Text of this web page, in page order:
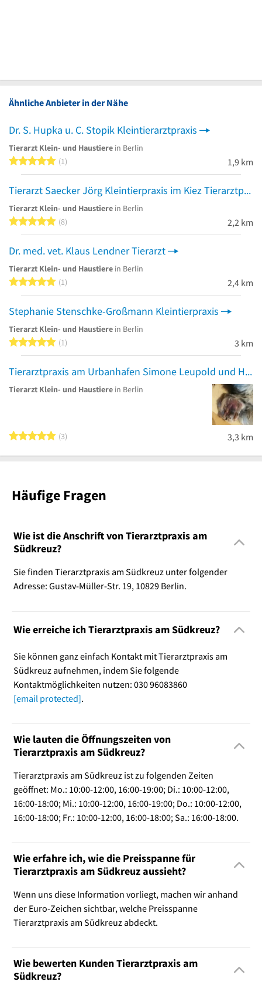
Ähnliche Anbieter in der Nähe
Dr. S. Hupka u. C. Stopik Kleintierarztpraxis
Tierarzt Klein- und Haustiere in Berlin
5 von 5 Sternen
1 1,9 km
Tierarzt Saecker Jörg Kleintierpraxis im Kiez Tierarztpraxis
Tierarzt Klein- und Haustiere in Berlin
5 von 5 Sternen
8 2,2 km
Dr. med. vet. Klaus Lendner Tierarzt
Tierarzt Klein- und Haustiere in Berlin
5 von 5 Sternen
1 2,4 km
Stephanie Stenschke-Großmann Kleintierpraxis
Tierarzt Klein- und Haustiere in Berlin
5 von 5 Sternen
1 3 km
Tierarztpraxis am Urbanhafen Simone Leupold und Heiko Steffens Kleintierpraxis
Tierarzt Klein- und Haustiere in Berlin
5 von 5 Sternen
3 3,3 km
Häufige Fragen
Wie ist die Anschrift von Tierarztpraxis am
Südkreuz?
Sie finden Tierarztpraxis am Südkreuz unter folgender
Adresse: Gustav-Müller-Str. 19, 10829 Berlin.
Wie erreiche ich Tierarztpraxis am Südkreuz?
Sie können ganz einfach Kontakt mit Tierarztpraxis am
Südkreuz aufnehmen, indem Sie folgende
Kontaktmöglichkeiten nutzen: 030 96083860
[email protected].
Wie lauten die Öffnungszeiten von
Tierarztpraxis am Südkreuz?
Tierarztpraxis am Südkreuz ist zu folgenden Zeiten
geöffnet: Mo.: 10:00-12:00, 16:00-19:00; Di.: 10:00-12:00,
16:00-18:00; Mi.: 10:00-12:00, 16:00-19:00; Do.: 10:00-12:00,
16:00-18:00; Fr.: 10:00-12:00, 16:00-18:00; Sa.: 16:00-18:00.
Wie erfahre ich, wie die Preisspanne für
Tierarztpraxis am Südkreuz aussieht?
Wenn uns diese Information vorliegt, machen wir anhand
der Euro-Zeichen sichtbar, welche Preisspanne
Tierarztpraxis am Südkreuz abdeckt.
Wie bewerten Kunden Tierarztpraxis am
Südkreuz?